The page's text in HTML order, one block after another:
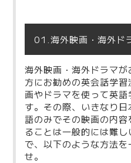
01.海外映画・海外ド
海外映画・海外ドラマ
方にお勧めの英会話学
画やドラマを使って英
す。その際、いきなり
語のみでその映画の内
ることは一般的には難
で、以下のような方法
せ。